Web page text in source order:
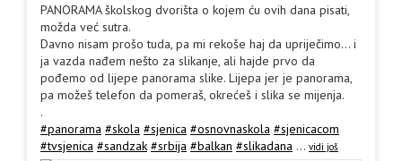
PANORAMA školskog dvorišta o kojem ću ovih dana pisati,
možda već sutra.
Davno nisam prošo tuda, pa mi rekoše haj da upriječimo... i
ja vazda nađem nešto za slikanje, ali hajde prvo da
pođemo od lijepe panorama slike. Lijepa jer je panorama,
pa možeš telefon da pomeraš, okrećeš i slika se mijenja.
.
#panorama #skola #sjenica #osnovnaskola #sjenicacom
#tvsjenica #sandzak #srbija #balkan #slikadana ... vidi još